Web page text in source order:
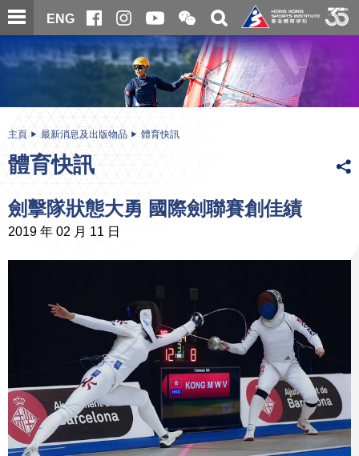
跳
至
內
ENG
開
合
微
信
二
維
碼
關
搜
尋
内
主頁 最新消息及出版物品 體育快訊
體育快訊
劍擊隊狀態大勇 國際劍聯賽創佳績
2019 年 02 月 11 日